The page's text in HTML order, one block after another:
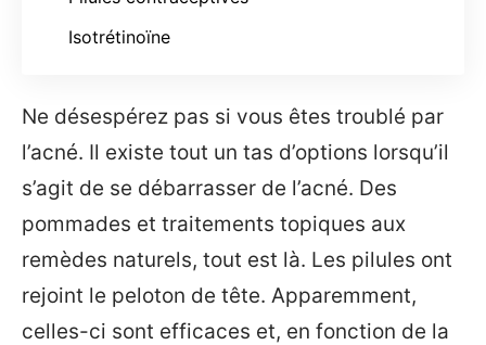
Isotrétinoïne
Ne désespérez pas si vous êtes troublé par
l’acné. Il existe tout un tas d’options lorsqu’il
s’agit de se débarrasser de l’acné. Des
pommades et traitements topiques aux
remèdes naturels, tout est là. Les pilules ont
rejoint le peloton de tête. Apparemment,
celles-ci sont efficaces et, en fonction de la